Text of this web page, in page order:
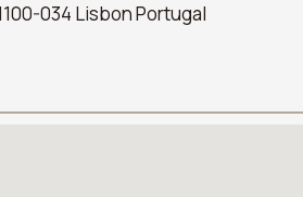
034 Lisbon Portugal